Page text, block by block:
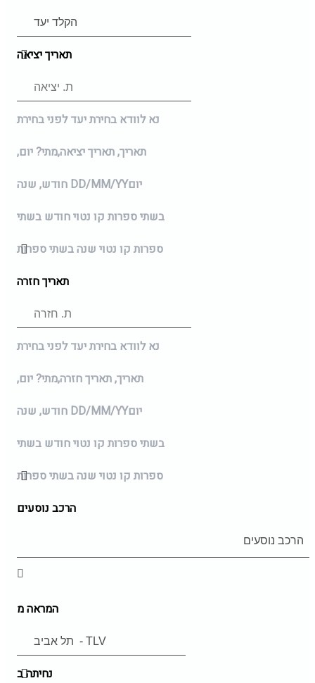
תאריך יציאה
נא לוודא בחירת יעד לפני בחירת
תאריך,תאריך יציאה,מתי? יום,
DD/MM/YYיום
בשתי ספרות קו נטוי חודש בשתי
ספרות קו נטוי שנה בשתי ספרות
תאריך חזרה
נא לוודא בחירת יעד לפני בחירת
תאריך,תאריך חזרה,מתי? יום,
DD/MM/YYיום
בשתי ספרות קו נטוי חודש בשתי
ספרות קו נטוי שנה בשתי ספרות
הרכב נוסעים
המראה מ
נחיתה ב